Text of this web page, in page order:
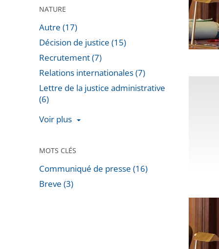
NATURE
Autre (17)
Décision de justice (15)
Recrutement (7)
Relations internationales (7)
Lettre de la justice administrative
(6)
Voir plus
MOTS CLÉS
Communiqué de presse (16)
Breve (3)
d’État
du
1er
au
juillet
Tribunal
des